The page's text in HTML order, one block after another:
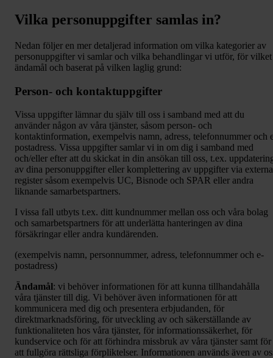
Vilka personuppgifter samlas in?
Nedan följer en mer detaljerad information om vilka kategorier av
personuppgifter vi samlar och vilka behandlingar vi utför, för vilket
ändamål och baserat på vilken laglig grund:
Person- och kontaktuppgifter
Vissa uppgifter lämnar du själv till oss i samband med att du
använder någon av våra tjänster, såsom person- och
kontaktinformation, exempelvis namn, adress, telefonnummer och
postadress. Vissa uppgifter samlar vi in om dig i samband med
och/eller efter att du skickat in din ansökan till oss, t.ex.
av dina personuppgifter eller komplettering av uppgifter via externa
register såsom exempelvis UC, Bisnode och SPAR eller andra
liknande samarbetspartners.
I vissa fall utbyts t.ex. ditt kundnummer mellan oss och våra bolag
och samarbetspartners för att underlätta hanteringen av dina
försäkringar eller andra kundärenden.
(exempelvis namn, personnummer, adress, telefonnummer och e-
postadress)
Ändamål: vi behöver informationen för att kunna tillhandahålla
våra tjänster till dig. Vi behöver även informationen för att
kommunicera med dig och presentera erbjudanden, för
direktmarknadsföring, för utveckling av och säkerställande av
funktionaliteten hos våra tjänster, för informationssäkerhet, för
kundservice och för att förhindra missbruk av våra tjänster samt för
att fullgöra rättsliga förpliktelser. Informationen används även av